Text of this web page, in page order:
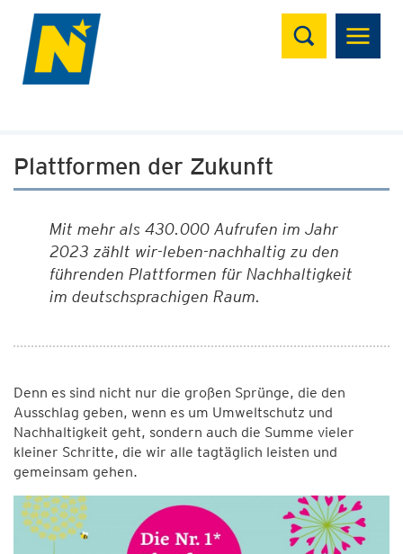
Suchen
Plattformen der Zukunft
Mit mehr als 430.000 Aufrufen im Jahr
2023 zählt wir-leben-nachhaltig zu den
führenden Plattformen für Nachhaltigkeit
im deutschsprachigen Raum.
Denn es sind nicht nur die großen Sprünge, die den
Ausschlag geben, wenn es um Umweltschutz und
Nachhaltigkeit geht, sondern auch die Summe vieler
kleiner Schritte, die wir alle tagtäglich leisten und
gemeinsam gehen.